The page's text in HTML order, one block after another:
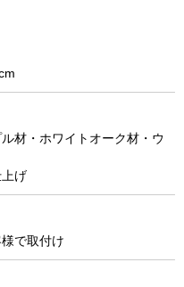
材・ホワイトオーク材・ウ
げ
で取付け